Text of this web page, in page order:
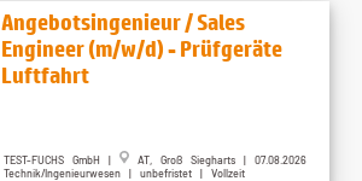
Angebotsingenieur / Sales
Engineer (m/w/d) - Prüfgeräte
Luftfahrt
TEST-FUCHS GmbH |
AT, Groß Siegharts | 07.08.2026
Technik/Ingenieurwesen | unbefristet | Vollzeit